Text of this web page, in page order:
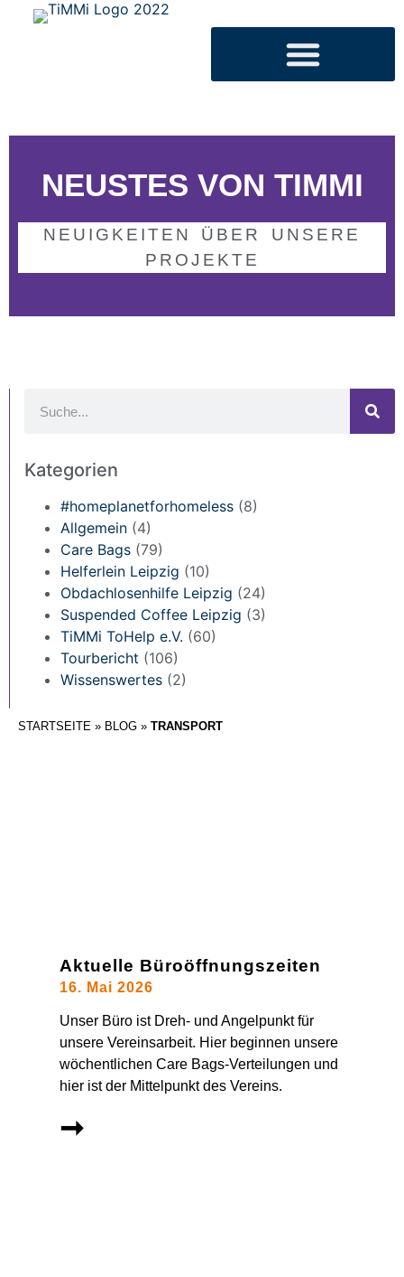
NEUSTES VON TIMMI
NEUIGKEITEN ÜBER UNSERE
PROJEKTE
STARTSEITE » BLOG » TRANSPORT
Aktuelle Büroöffnungszeiten
16. Mai 2026
Unser Büro ist Dreh- und Angelpunkt für
unsere Vereinsarbeit. Hier beginnen unsere
wöchentlichen Care Bags-Verteilungen und
hier ist der Mittelpunkt des Vereins.
➞
Kategorien
#homeplanetforhomeless (8)
Allgemein (4)
Care Bags (79)
Helferlein Leipzig (10)
Obdachlosenhilfe Leipzig (24)
Suspended Coffee Leipzig (3)
TiMMi ToHelp e.V. (60)
Tourbericht (106)
Wissenswertes (2)